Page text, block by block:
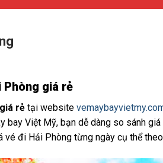
Phòng giá rẻ
rẻ tại website
bay Việt Mỹ, bạn dễ dàng so sánh
đi Hải Phòng từng ngày cụ thể